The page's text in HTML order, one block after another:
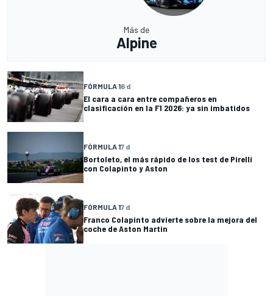
Más de
Alpine
FÓRMULA 16 d
El cara a cara entre compañeros en
clasificación en la F1 2026: ya sin imbatidos
FÓRMULA 17 d
Bortoleto, el más rápido de los test de Pirelli
con Colapinto y Aston
FÓRMULA 17 d
Franco Colapinto advierte sobre la mejora del
coche de Aston Martin